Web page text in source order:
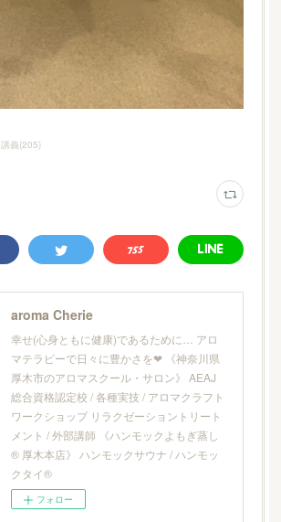
講義(205)
aroma Cherie
幸せ(心身ともに健康)であるために… アロ
マテラピーで日々に豊かさを❤︎ 《神奈川県
厚木市のアロマスクール・サロン》 AEAJ
総合資格認定校 / 各種実技 / アロマクラフト
ワークショップ リラクゼーショントリート
メント / 外部講師 《ハンモックよもぎ蒸し
® 厚木本店》 ハンモックサウナ / ハンモッ
クタイ®
フォロー